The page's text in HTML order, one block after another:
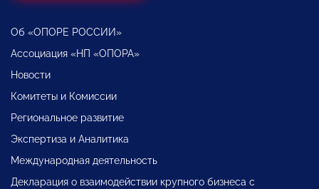
Об «ОПОРЕ РОССИИ»
Ассоциация «НП «ОПОРА»
Новости
Комитеты и Комиссии
Региональное развитие
Экспертиза и Аналитика
Международная деятельность
Декларация о взаимодействии крупного бизнеса с